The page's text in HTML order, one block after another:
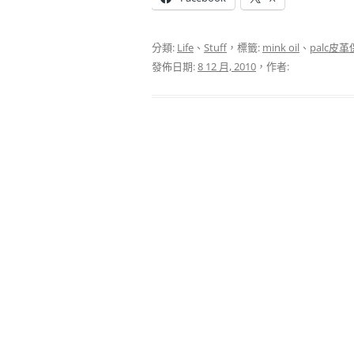
分類: Life 、 Stuff，標籤: mink oil 、 palc皮革
發佈日期:8 12 月, 2010 ，作者: